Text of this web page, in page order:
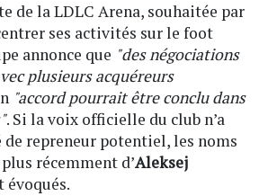
de la LDLC Arena, souhaitée par
ses activités sur le foot
annonce que "des négociations
plusieurs acquéreurs
"accord pourrait être conclu dans
. Si la voix officielle du club n’a
de repreneur potentiel, les noms
récemment d’Aleksej